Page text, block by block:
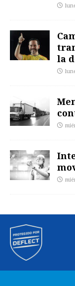
la